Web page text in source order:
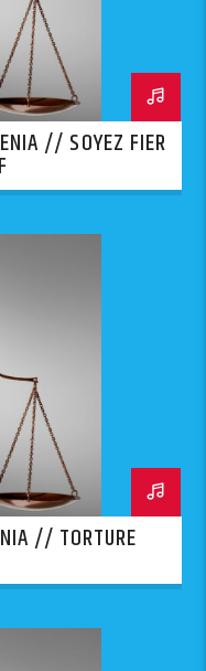
// SOYEZ FIER
// TORTURE